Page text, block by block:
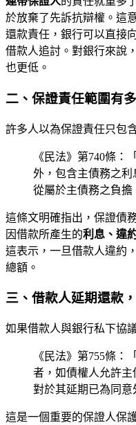
於放棄了先訴抗辯權。這
還款責任，銀行可以直接
借款人追討。對銀行來說
也更低。
二、保證責任範圍有
許多人以為保證責任只包
《民法》第740條：
外，包含主債務之
從屬於主債務之負擔
這條文明確指出，保證債
因借款所產生的利息、違
這表示，一旦借款人違約
總額。
三、借款人延期還款
如果借款人與銀行私下協
《民法》第755條：
者，如債權人允許
對於其延期已為同意
這是一個重要的保證人保